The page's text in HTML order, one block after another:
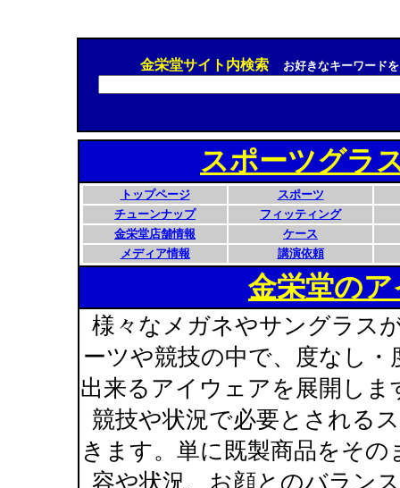
金栄堂サイト内検索 お好きなキーワード